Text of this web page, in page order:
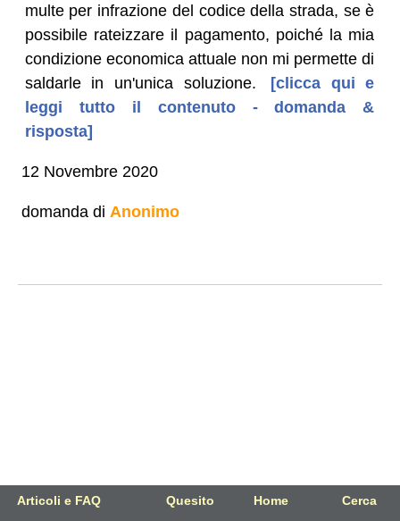
Articoli e FAQ Quesito Home Cerca
multe per infrazione del codice della strada, se è
possibile rateizzare il pagamento, poiché la mia
condizione economica attuale non mi permette di
saldarle in un'unica soluzione.
[clicca qui e
leggi tutto il contenuto - domanda &
risposta]
12 Novembre 2020
domanda di Anonimo